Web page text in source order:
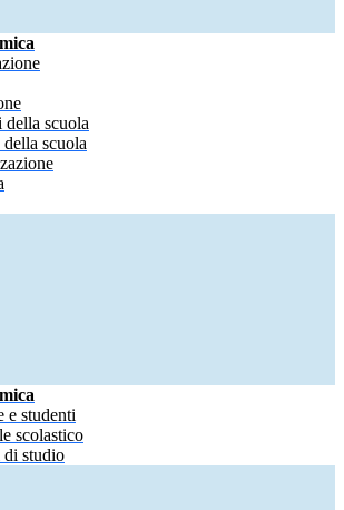
della scuola
scuola
e studenti
scolastico
di studio